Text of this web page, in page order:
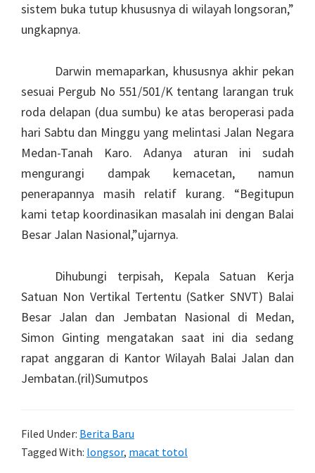
sistem buka tutup khususnya di wilayah longsoran,”
ungkapnya.
Darwin memaparkan, khususnya akhir pekan
sesuai Pergub No 551/501/K tentang larangan truk
roda delapan (dua sumbu) ke atas beroperasi pada
hari Sabtu dan Minggu yang melintasi Jalan Negara
Medan-Tanah Karo. Adanya aturan ini sudah
mengurangi dampak kemacetan, namun
penerapannya masih relatif kurang. “Begitupun
kami tetap koordinasikan masalah ini dengan Balai
Besar Jalan Nasional,”ujarnya.
Dihubungi terpisah, Kepala Satuan Kerja
Satuan Non Vertikal Tertentu (Satker SNVT) Balai
Besar Jalan dan Jembatan Nasional di Medan,
Simon Ginting mengatakan saat ini dia sedang
rapat anggaran di Kantor Wilayah Balai Jalan dan
Jembatan.(ril)Sumutpos
Filed Under: Berita Baru
Tagged With: longsor, macat totol